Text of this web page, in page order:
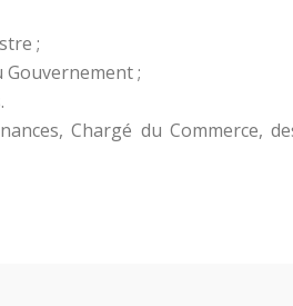
;
Gouvernement ;
Chargé du Commerce,